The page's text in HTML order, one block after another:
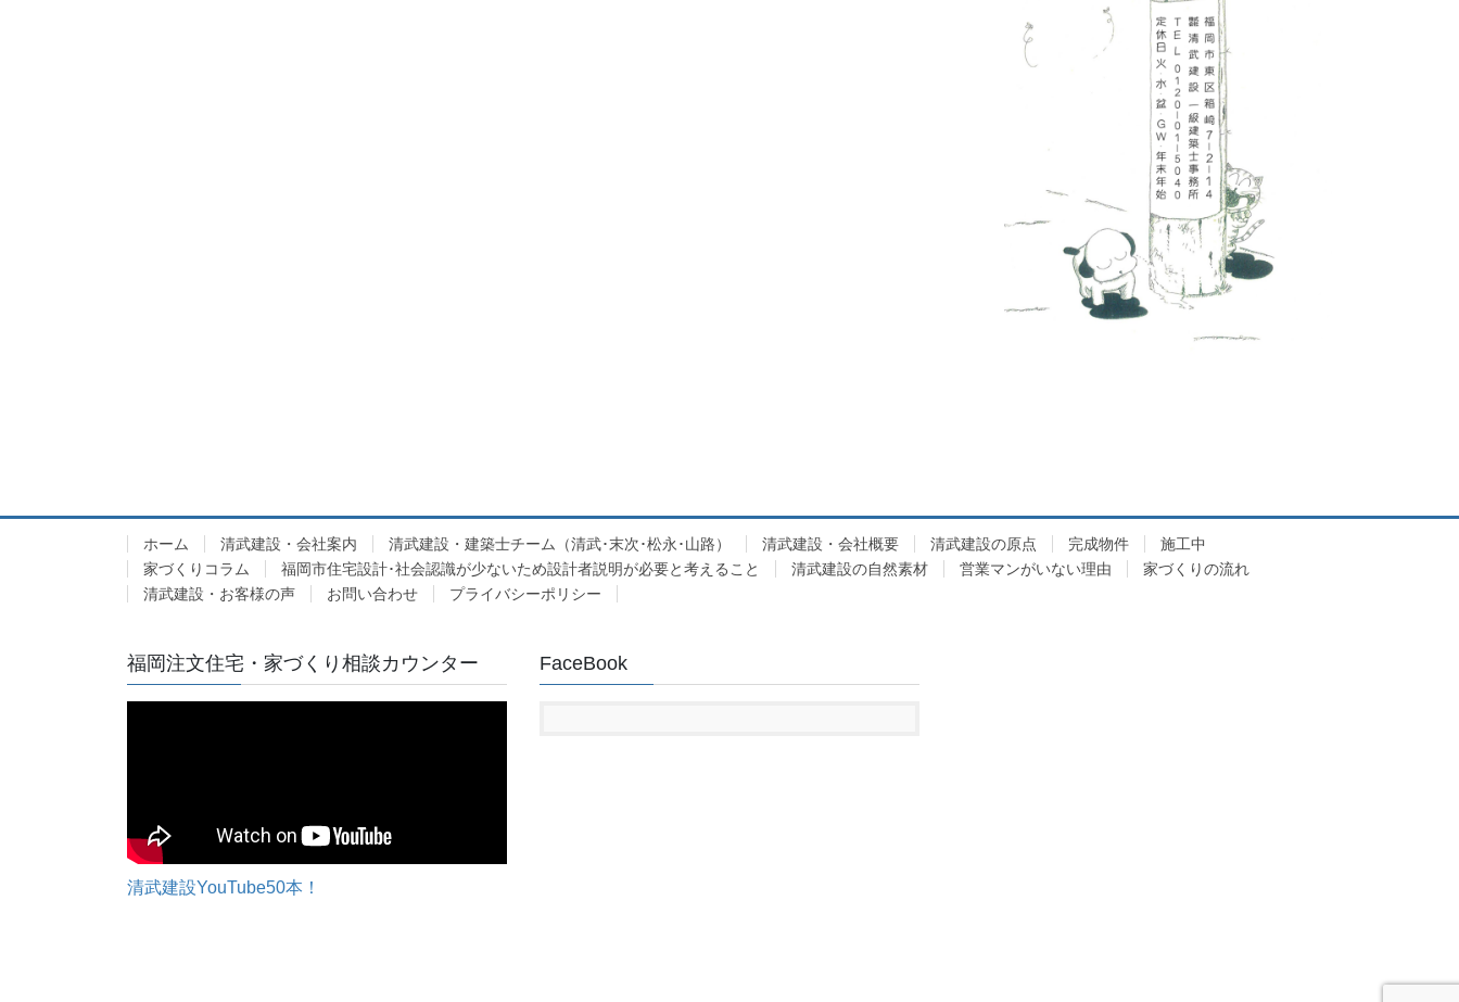
ホーム 清武建設・会社案内 清武建設・建築士チーム（清武･末次･松永･山路） 清武建設・会社概要 清武建設の原点 完成物件
施工中
家づくりコラム
福岡市住宅設計･社会認識が少ないため設計者説明が必要と考えること 清武建設の自然素材 営業マンがいない理由
家づくりの流れ
清武建設・お客様の声
お問い合わせ プライバシーポリシー
福岡注文住宅・家づくり相談カウンター
清武建設YouTube50本！
FaceBook